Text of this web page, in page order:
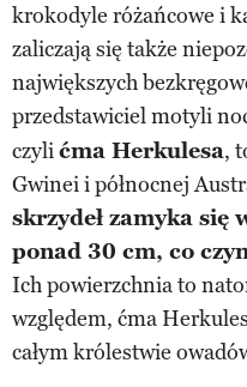
krokodyle różańcowe i
zaliczają się także
największych
przedstawiciel motyli
czylićma Herkulesa,
Gwinei i północnej
skrzydeł zamyka się
ponad 30 cm, co
Ich powierzchnia to
względem, ćma
całym królestwie